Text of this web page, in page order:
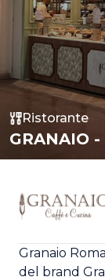
Ristorante
GRANAIO
Granaio
del brand